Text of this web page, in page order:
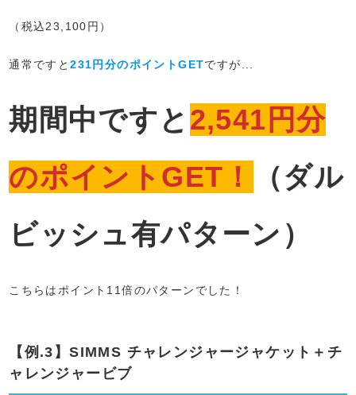
（税込23,100円）
通常ですと231円分のポイントGETですが...
期間中ですと 2,541円分
のポイントGET！
（ダル
ビッシュ有パターン）
こちらはポイント11倍のパターンでした！
【例.3】SIMMS チャレンジャージャケット＋チ
ャレンジャービブ